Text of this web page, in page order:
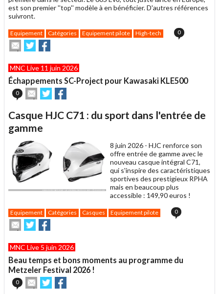
est son premier ''top'' modèle à en bénéficier. D'autres références
suivront.
Equipement Catégories Equipement pilote High-tech 0
Envoyer
cet
à
un
ami
Partager
sur
sur
MNC Live 11 juin 2026
Échappements SC-Project pour Kawasaki KLE500
0
Envoyer
cet
à
un
ami
Partager
sur sur
Casque HJC C71 : du sport dans l'entrée de
gamme
8 juin 2026 - HJC renforce son
offre entrée de gamme avec le
nouveau casque intégral C71,
qui s'inspire des caractéristiques
sportives des prestigieux RPHA
mais en beaucoup plus
accessible : 149,90 euros !
Equipement Catégories Casques Equipement pilote 0
Envoyer
cet
à
un
ami
Partager
sur
sur
MNC Live 5 juin 2026
Beau temps et bons moments au programme du
Metzeler Festival 2026 !
0
Envoyer
cet
Partager
sur sur